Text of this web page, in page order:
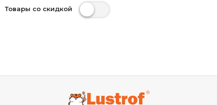
Товары со скидкой